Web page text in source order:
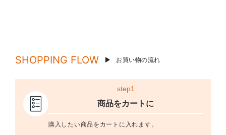
SHOPPING FLOW お買い物の流れ
step1
商品をカートに
購入したい商品をカートに入れます。